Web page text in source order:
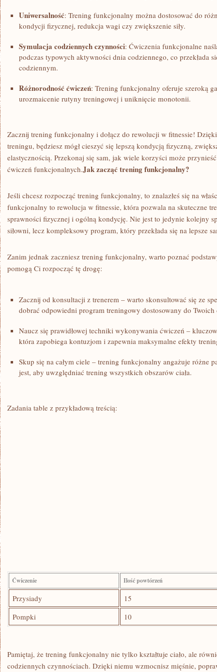
Uniwersalność: Trening funkcjonalny ‍można ⁣dostosować ‌do
kondycji fizycznej, redukcja wagi‌ czy zwiększenie siły.
Symulacja codziennych czynności:⁢ Ćwiczenia funkcjonalne
‌podczas ​typowych aktywności dnia ⁣codziennego, co przekłada
codziennym.
Różnorodność ​ćwiczeń: Trening ‍funkcjonalny oferuje ⁣szeroką
urozmaicenie ​rutyny treningowej i ⁢uniknięcie monotonii.
Zacznij trening funkcjonalny ⁢i dołącz do rewolucji‍ w fitnessie!
treningu, będziesz mógł cieszyć się lepszą kondycją fizyczną,
elastycznością. Przekonaj się sam, jak wiele korzyści może
ćwiczeń funkcjonalnych.Jak zacząć ‍trening​ funkcjonalny?
Jeśli chcesz rozpocząć trening funkcjonalny, to znalazłeś się na
funkcjonalny to rewolucja w fitnessie, która ‍pozwala na ​skuteczne
‌sprawności fizycznej i ogólną​ kondycję.‍ Nie jest to jedynie kolejny
siłowni, lecz kompleksowy program, który przekłada się na lepsze⁢
Zanim jednak zaczniesz ⁤trening funkcjonalny, warto poznać‌
pomogą Ci rozpocząć⁢ tę drogę:
Zacznij od konsultacji z trenerem – ⁤warto‍ skonsultować się ze
dobrać odpowiedni program treningowy dostosowany do
Naucz ⁣się​ prawidłowej techniki‌ wykonywania ćwiczeń –
która zapobiega kontuzjom⁣ i zapewnia maksymalne efekty⁣
Skup ​się⁣ na całym ciele – trening ⁢funkcjonalny angażuje różne
jest, ⁣aby uwzględniać trening wszystkich obszarów ‍ciała.
Zadania table z przykładową⁢ treścią:
Ćwiczenie Ilość powtórzeń
Przysiady
15
Pompki
10
Pamiętaj, że ⁢trening funkcjonalny ​nie tylko kształtuje ciało, ale
codziennych czynnościach. Dzięki niemu wzmocnisz mięśnie,